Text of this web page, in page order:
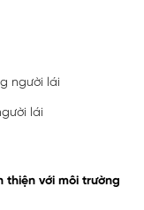
người lái
lái
thiện với môi trường